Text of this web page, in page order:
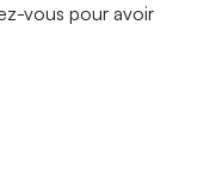
vous pour avoir